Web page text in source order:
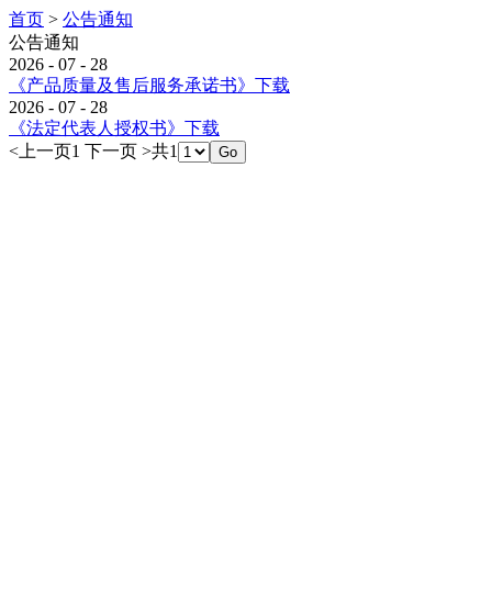
首页 > 公告通知
公告通知
2026 - 07 - 28
《产品质量及售后服务承诺书》下载
2026 - 07 - 28
《法定代表人授权书》下载
< 上一页1 下一页 >共1 Go